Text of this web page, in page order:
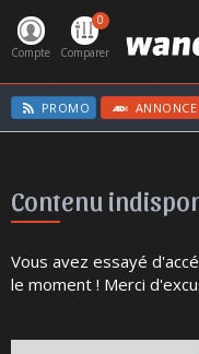
Compte
0
Comparer
PROMO ANNONCE
Contenu
Vous avez essayé
le moment ! Merci